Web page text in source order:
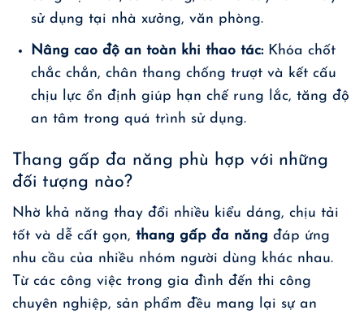
sử dụng tại nhà xưởng, văn phòng.
Nâng cao độ an toàn khi thao tác:Khóa chốt
chắc chắn, chân thang chống trượt và kết cấu
chịu lực ổn định giúp hạn chế rung lắc, tăng độ
an tâm trong quá trình sử dụng.
Thang gấp đa năng phù hợp với những
đối tượng nào?
Nhờ khả năng thay đổi nhiều kiểu dáng, chịu tải
tốt và dễ cất gọn, thang gấp đa năng đáp ứng
nhu cầu của nhiều nhóm người dùng khác nhau.
Từ các công việc trong gia đình đến thi công
chuyên nghiệp, sản phẩm đều mang lại sự an